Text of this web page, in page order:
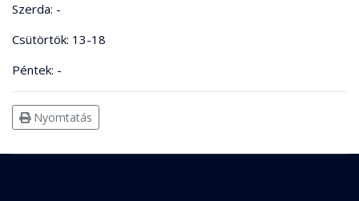
Szerda: -
Csütörtök: 13-18
Péntek: -
Nyomtatás